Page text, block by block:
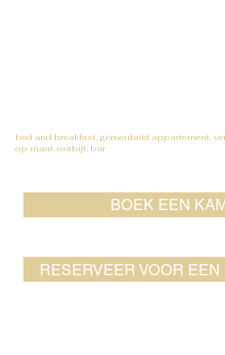
BOEK EEN
RESERVEER VOOR
bed and breakfast, gemeubeld appartement,
op maat, ontbijt, bar